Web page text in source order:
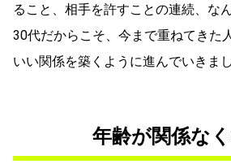
ること、相手を許すことの連続、な
30代だからこそ、今まで重ねてきた
いい関係を築くように進んでいきまし
年齢が関係な